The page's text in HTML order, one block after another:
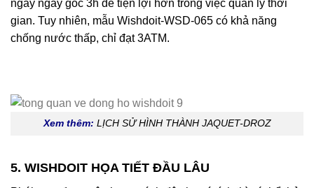
ngày ngay góc 3h để tiện lợi hơn trong việc quản lý thời
gian. Tuy nhiên, mẫu Wishdoit-WSD-065 có khả năng
chống nước thấp, chỉ đạt 3ATM.
Xem thêm: LỊCH SỬ HÌNH THÀNH JAQUET-DROZ
5. WISHDOIT HỌA TIẾT ĐẦU LÂU